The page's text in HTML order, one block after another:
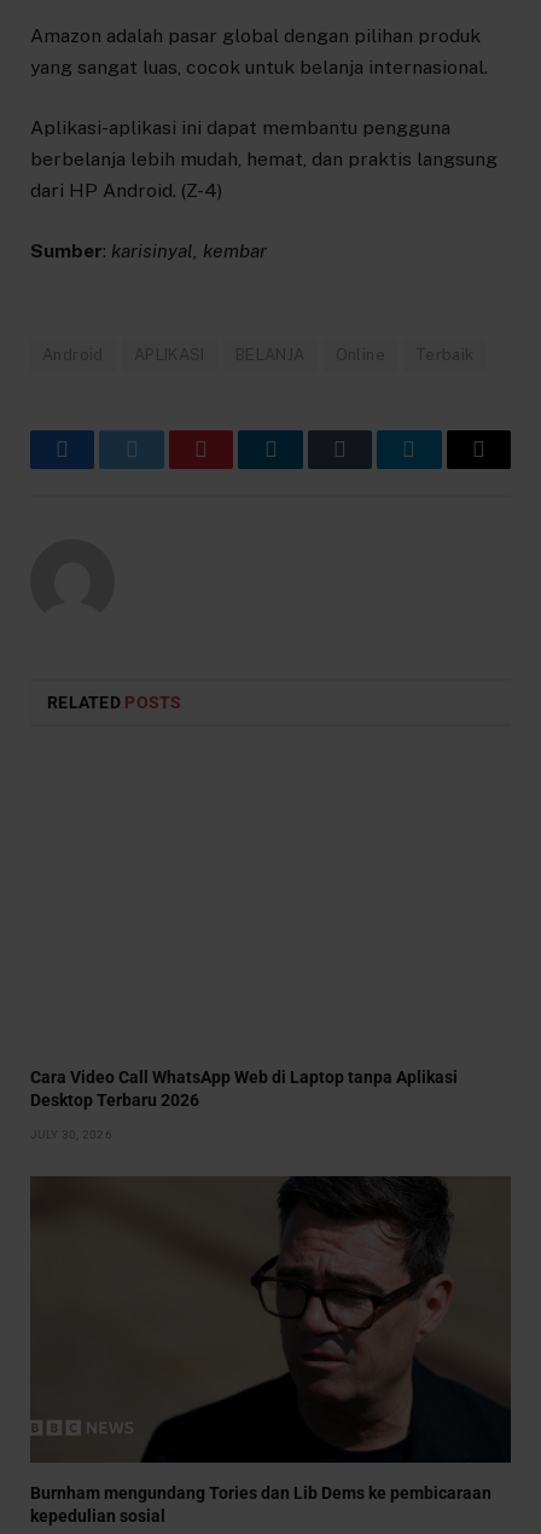
Amazon adalah pasar global dengan pilihan produk
yang sangat luas, cocok untuk belanja internasional.
Aplikasi-aplikasi ini dapat membantu pengguna
berbelanja lebih mudah, hemat, dan praktis langsung
dari HP Android. (Z-4)
Sumber: karisinyal, kembar
Android APLIKASI BELANJA Online Terbaik
FacebookTwitter PinterestLinkedInTumblr TelegramEmail
RELATED POSTS
Cara Video Call WhatsApp Web di Laptop tanpa Aplikasi
Desktop Terbaru 2026
JULY 30, 2026
Burnham mengundang Tories dan Lib Dems ke pembicaraan
kepedulian sosial